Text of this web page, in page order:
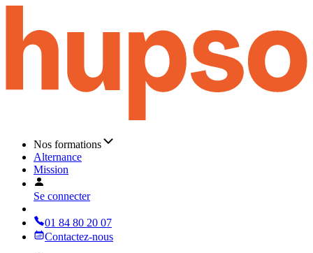
Nos formations
Alternance
Mission
Se connecter
01 84 80 20 07
Contactez-nous